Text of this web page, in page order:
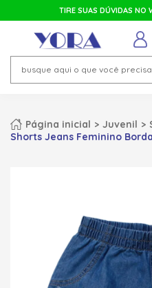
TIRE SUAS DÚVIDAS NO
Página inicial Juvenil
Shorts Jeans Feminino